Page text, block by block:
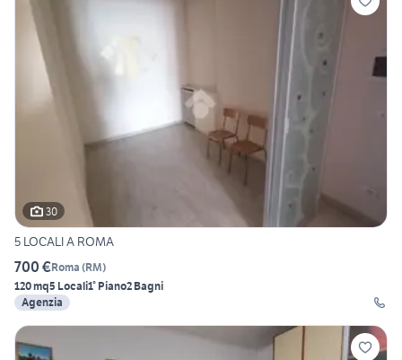
30
5 LOCALI A ROMA
700 €Roma (RM)
120 mq5 Locali1° Piano2 Bagni
Agenzia